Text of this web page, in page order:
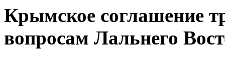
Крымское соглашение
вопросам Лальнего